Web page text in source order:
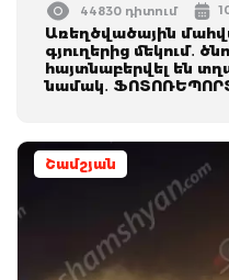
44830 դիտում
Առեղծվածային
գյուղերից մեկում․
հայտնաբերվել են
նամակ․
Շամշյան